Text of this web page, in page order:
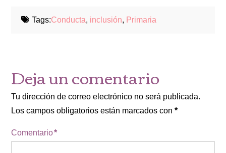
Tags:Conducta, inclusión, Primaria
Deja un comentario
Tu dirección de correo electrónico no será publicada.
Los campos obligatorios están marcados con*
Comentario*